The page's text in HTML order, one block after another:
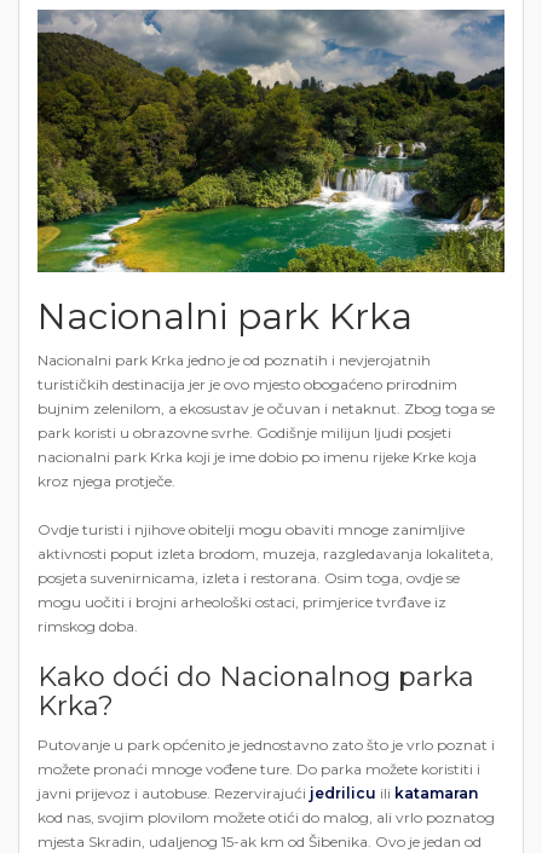
Nacionalni park Krka
Nacionalni park Krka jedno je od poznatih i nevjerojatnih
turističkih destinacija jer je ovo mjesto obogaćeno prirodnim
bujnim zelenilom, a ekosustav je očuvan i netaknut. Zbog toga se
park koristi u obrazovne svrhe. Godišnje milijun ljudi posjeti
nacionalni park Krka koji je ime dobio po imenu rijeke Krke koja
kroz njega protječe.
Ovdje turisti i njihove obitelji mogu obaviti mnoge zanimljive
aktivnosti poput izleta brodom, muzeja, razgledavanja lokaliteta,
posjeta suvenirnicama, izleta i restorana. Osim toga, ovdje se
mogu uočiti i brojni arheološki ostaci, primjerice tvrđave iz
rimskog doba.
Kako doći do Nacionalnog parka
Krka?
Putovanje u park općenito je jednostavno zato što je vrlo poznat i
možete pronaći mnoge vođene ture. Do parka možete koristiti i
javni prijevoz i autobuse. Rezervirajući jedrilicu ili katamaran
kod nas, svojim plovilom možete otići do malog, ali vrlo poznatog
mjesta Skradin, udaljenog 15-ak km od Šibenika. Ovo je jedan od